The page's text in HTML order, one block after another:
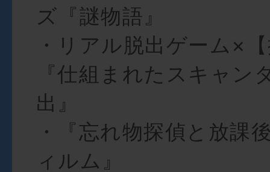
ズ『謎物語』
・リアル脱出ゲーム×
『仕組まれたスキャン
出』
・『忘れ物探偵と放課
ィルム』